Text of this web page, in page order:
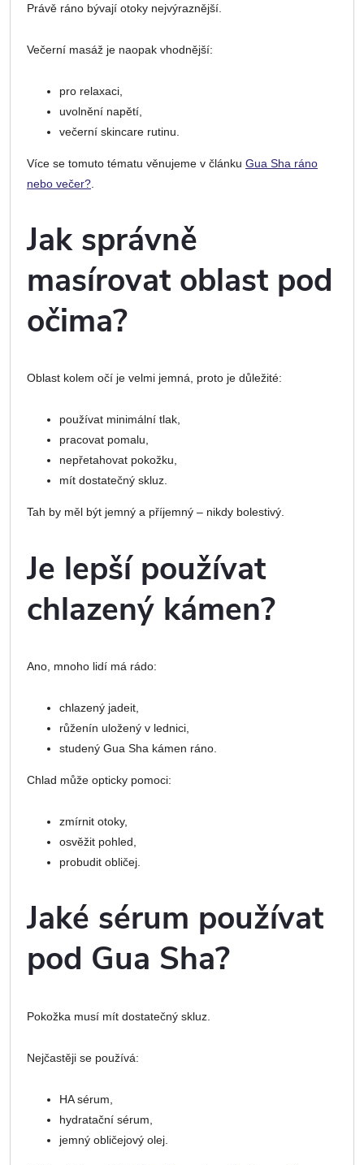
Právě ráno bývají otoky nejvýraznější.
Večerní masáž je naopak vhodnější:
pro relaxaci,
uvolnění napětí,
večerní skincare rutinu.
Více se tomuto tématu věnujeme v článku Gua Sha ráno
nebo večer?
Jak správně
masírovat oblast pod
očima?
Oblast kolem očí je velmi jemná, proto je důležité:
používat minimální tlak,
pracovat pomalu,
nepřetahovat pokožku,
mít dostatečný skluz.
Tah by měl být jemný a příjemný – nikdy bolestivý.
Je lepší používat
chlazený kámen?
Ano, mnoho lidí má rádo:
chlazený jadeit,
růženín uložený v lednici,
studený Gua Sha kámen ráno.
Chlad může opticky pomoci:
zmírnit otoky,
osvěžit pohled,
probudit obličej.
Jaké sérum používat
pod Gua Sha?
Pokožka musí mít dostatečný skluz.
Nejčastěji se používá:
HA sérum,
hydratační sérum,
jemný obličejový olej.